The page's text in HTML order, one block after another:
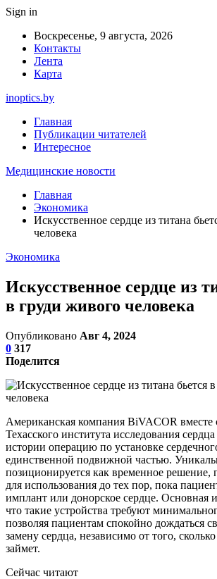
Sign in
Воскресенье, 9 августа, 2026
Контакты
Лента
Карта
inoptics.by
Главная
Публикации читателей
Интересное
Медицинские новости
Главная
Экономика
Искусственное сердце из титана
человека
Экономика
Искусственное сердце из
в груди живого человека
Опубликовано Авг 4, 2024
0 317
Поделится
Американская компания BiVACOR вместе
Техасского института исследования
истории операцию по установке
единственной подвижной частью.
позиционируется как временное решение,
для использования до тех пор, пока
имплант или донорское сердце. Основная
что такие устройства требуют
позволяя пациентам спокойно дождаться
замену сердца, независимо от того,
займет.
Сейчас читают